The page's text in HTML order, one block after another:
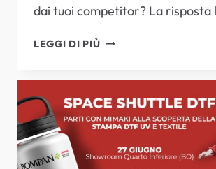
dai tuoi competitor? La risposta
LEGGI DI PIÙBOMPAN